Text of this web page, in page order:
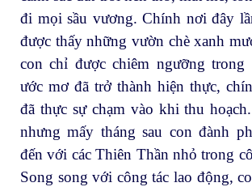
đi mọi sầu vương. Chính nơi đây
được thấy những vườn chè xanh
con chỉ được chiêm ngưỡng
ước mơ đã trở thành hiện thực,
đã thực sự chạm vào khi thu
nhưng mấy tháng sau con đành
đến với các Thiên Thần nhỏ trong
Song song với công tác lao động,